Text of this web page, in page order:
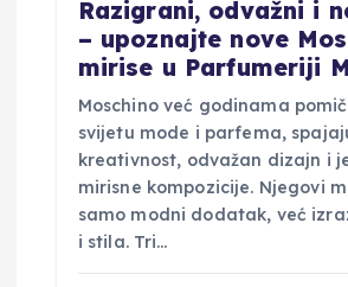
Razigrani, odvažni i
– upoznajte nove
mirise u Parfumeriji
Moschino već godinama
svijetu mode i parfema,
kreativnost, odvažan dizajn i
mirisne kompozicije. Njegovi
samo modni dodatak, već
i stila. Tri…